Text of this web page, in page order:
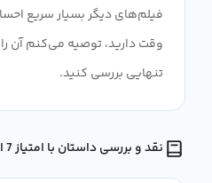
فیلم‌های دیگر بسیار سریع
وقت دارید، توصیه می‌کنم آن
تنهایی بررسی کنید.
نقد و بررسی داستان با امتیاز 7 از 10